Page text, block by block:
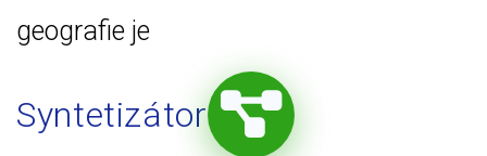
geografie je
Syntetizátor